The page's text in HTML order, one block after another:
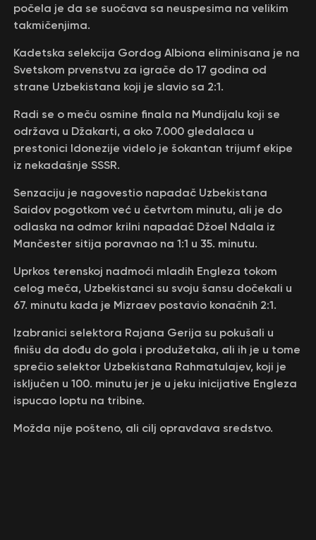
počela je da se suočava sa neuspesima na velikim
takmičenjima.
Kadetska selekcija Gordog Albiona eliminisana je na
Svetskom prvenstvu za igrače do 17 godina od
strane Uzbekistana koji je slavio sa 2:1.
Radi se o meču osmine finala na Mundijalu koji se
održava u Džakarti, a oko 7.000 gledalaca u
prestonici Idonezije videlo je šokantan trijumf ekipe
iz nekadašnje SSSR.
Senzaciju je nagovestio napadač Uzbekistana
Saidov pogotkom već u četvrtom minutu, ali je do
odlaska na odmor krilni napadač Džoel Ndala iz
Mančester sitija poravnao na 1:1 u 35. minutu.
Uprkos terenskoj nadmoći mladih Engleza tokom
celog meča, Uzbekistanci su svoju šansu dočekali u
67. minutu kada je Mizraev postavio konačnih 2:1.
Izabranici selektora Rajana Gerija su pokušali u
finišu da dođu do gola i produžetaka, ali ih je u tome
sprečio selektor Uzbekistana Rahmatulajev, koji je
isključen u 100. minutu jer je u jeku inicijative Engleza
ispucao loptu na tribine.
Možda nije pošteno, ali cilj opravdava sredstvo.